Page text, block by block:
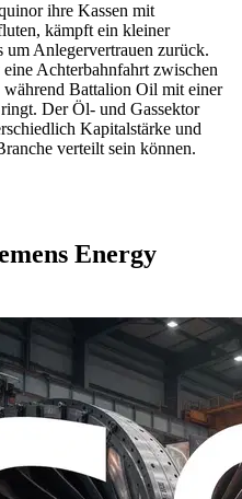
ihre Kassen mit
kämpft ein kleiner
um Anlegervertrauen zurück.
Achterbahnfahrt zwischen
Battalion Oil mit einer
Der Öl- und Gassektor
Kapitalstärke und
verteilt sein können.
Energy